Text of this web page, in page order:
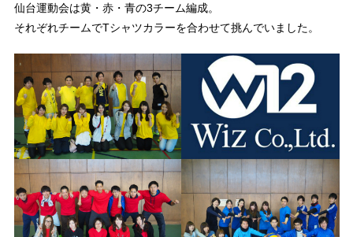
仙台運動会は黄・赤・青の3チーム編成。
それぞれチームでTシャツカラーを合わせて挑んでいました。